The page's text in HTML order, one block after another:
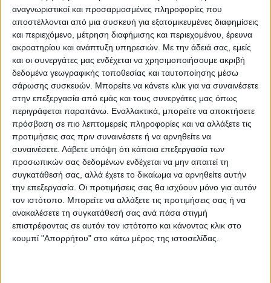
αναγνωριστικοί και προσαρμοσμένες πληροφορίες που
αποστέλλονται από μια συσκευή για εξατομικευμένες διαφημίσεις
και περιεχόμενο, μέτρηση διαφήμισης και περιεχομένου, έρευνα
ακροατηρίου και ανάπτυξη υπηρεσιών. Με την άδειά σας, εμείς
και οι συνεργάτες μας ενδέχεται να χρησιμοποιήσουμε ακριβή
δεδομένα γεωγραφικής τοποθεσίας και ταυτοποίησης μέσω
σάρωσης συσκευών. Μπορείτε να κάνετε κλικ για να συναινέσετε
στην επεξεργασία από εμάς και τους συνεργάτες μας όπως
περιγράφεται παραπάνω. Εναλλακτικά, μπορείτε να αποκτήσετε
πρόσβαση σε πιο λεπτομερείς πληροφορίες και να αλλάξετε τις
προτιμήσεις σας πριν συναινέσετε ή να αρνηθείτε να
συναινέσετε. Λάβετε υπόψη ότι κάποια επεξεργασία των
προσωπικών σας δεδομένων ενδέχεται να μην απαιτεί τη
συγκατάθεσή σας, αλλά έχετε το δικαίωμα να αρνηθείτε αυτήν
την επεξεργασία. Οι προτιμήσεις σας θα ισχύουν μόνο για αυτόν
τον ιστότοπο. Μπορείτε να αλλάξετε τις προτιμήσεις σας ή να
ανακαλέσετε τη συγκατάθεσή σας ανά πάσα στιγμή
επιστρέφοντας σε αυτόν τον ιστότοπο και κάνοντας κλικ στο
κουμπί "Απορρήτου" στο κάτω μέρος της ιστοσελίδας.
χειμερινά σιτηρά.
Η απώλεια για την τοπική οικονομία είναι
μεγάλη αφού ο τζίρος και η πρόσοδος των
σιτηρών είναι στο ένα τρίτο περίπου και
ακόμη μικρότερη σε σχέση με τις δυναμικές
εαρινές ποτιστικές καλλιέργειες. Η λύση
είναι ο εμπλουτισμός του ταμιευτήρα του
Σμοκόβου που πλήττεται τα τελευταία δύο
χρόνια από την ανομβρία με τα νερά του
Βαθυλακιώτη ποταμού, κατά τρόπο
παρόμοιο όπως έγινε πριν μερικά χρόνια για
τον ταμιευτήρα του Ταυρωπού (Πλαστήρα)
με την εκτροπή του Κερασιώτη.